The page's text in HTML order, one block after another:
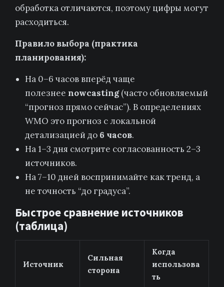
обработка отличаются, поэтому цифры могут
расходиться.
Правило выбора (практика
планирования):
На 0–6 часов вперёд чаще
полезнее nowcasting(часто обновляемый
“прогноз прямо сейчас”). В определениях
WMO это прогноз с локальной
детализацией до 6 часов.
На 1–3 дня смотрите согласованность 2–3
источников.
На 7–10 дней воспринимайте как тренд, а
не точность “до градуса”.
Быстрое сравнение источников
(таблица)
Источник
Сильная
сторона
Когда
использова
ть